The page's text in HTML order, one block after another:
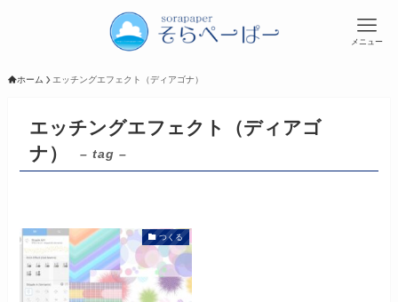
メニュー
ホーム エッチングエフェクト（ディアゴナ）
エッチングエフェクト（ディアゴ
ナ）
– tag –
つくる